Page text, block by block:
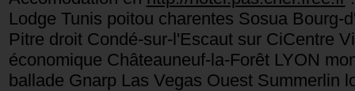
Lodge Tunis poitou charentes Sosua
Pitre droit Condé-sur-l'Escaut sur CiCentre
économique Châteauneuf-la-Forêt LYON
ballade Gnarp Las Vegas Ouest Summerlin